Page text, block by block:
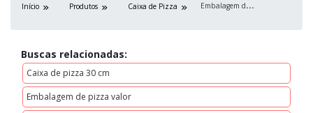
Início Produtos Caixa de Pizza E
mbalagem de pizza laminada
Buscas relacionadas:
Caixa de pizza 30 cm
Embalagem de pizza valor